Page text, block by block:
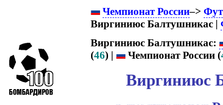
Чемпионат России–>
Виргиниюс Балтушникас |
Виргиниюс Балтушникас:
(46) | Чемпионат России (
Виргиниюс